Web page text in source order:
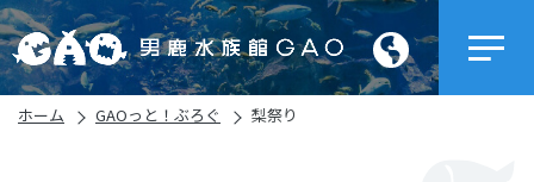
ホーム GAOっと！ぶろぐ 梨祭り